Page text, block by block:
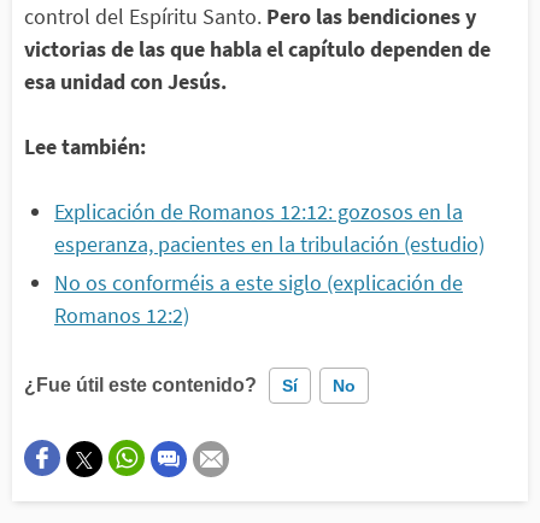
control del Espíritu Santo. Pero las bendiciones y
victorias de las que habla el capítulo dependen de
esa unidad con Jesús.
Lee también:
Explicación de Romanos 12:12: gozosos en la
esperanza, pacientes en la tribulación (estudio)
No os conforméis a este siglo (explicación de
Romanos 12:2)
¿Fue útil este contenido? Sí No
Este contenido contiene información incorrecta